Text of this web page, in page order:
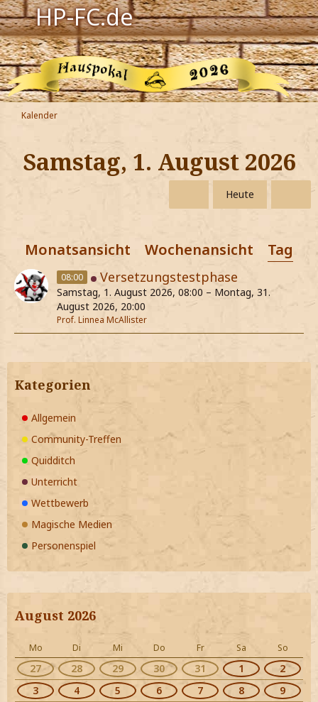
HP-FC.de
Navigation
Harry Potter
Der HP-FC
Hogwarts
Zauberwelt
Jetzt Fanclub-Mitglied werden!
Kalender
Samstag, 1. August 2026
Heute
Monatsansicht Wochenansicht
08:00 Versetzungstestphase
Samstag, 1. August 2026, 08:00 – Montag, 31.
August 2026, 20:00
Prof. Linnea McAllister
Kategorien
Allgemein
Community-Treffen
Quidditch
Unterricht
Wettbewerb
Magische Medien
Personenspiel
August 2026
Mo Di Mi Do Fr Sa So
27 28 29 30 31 1
2
3
4 5 6 7 8
9